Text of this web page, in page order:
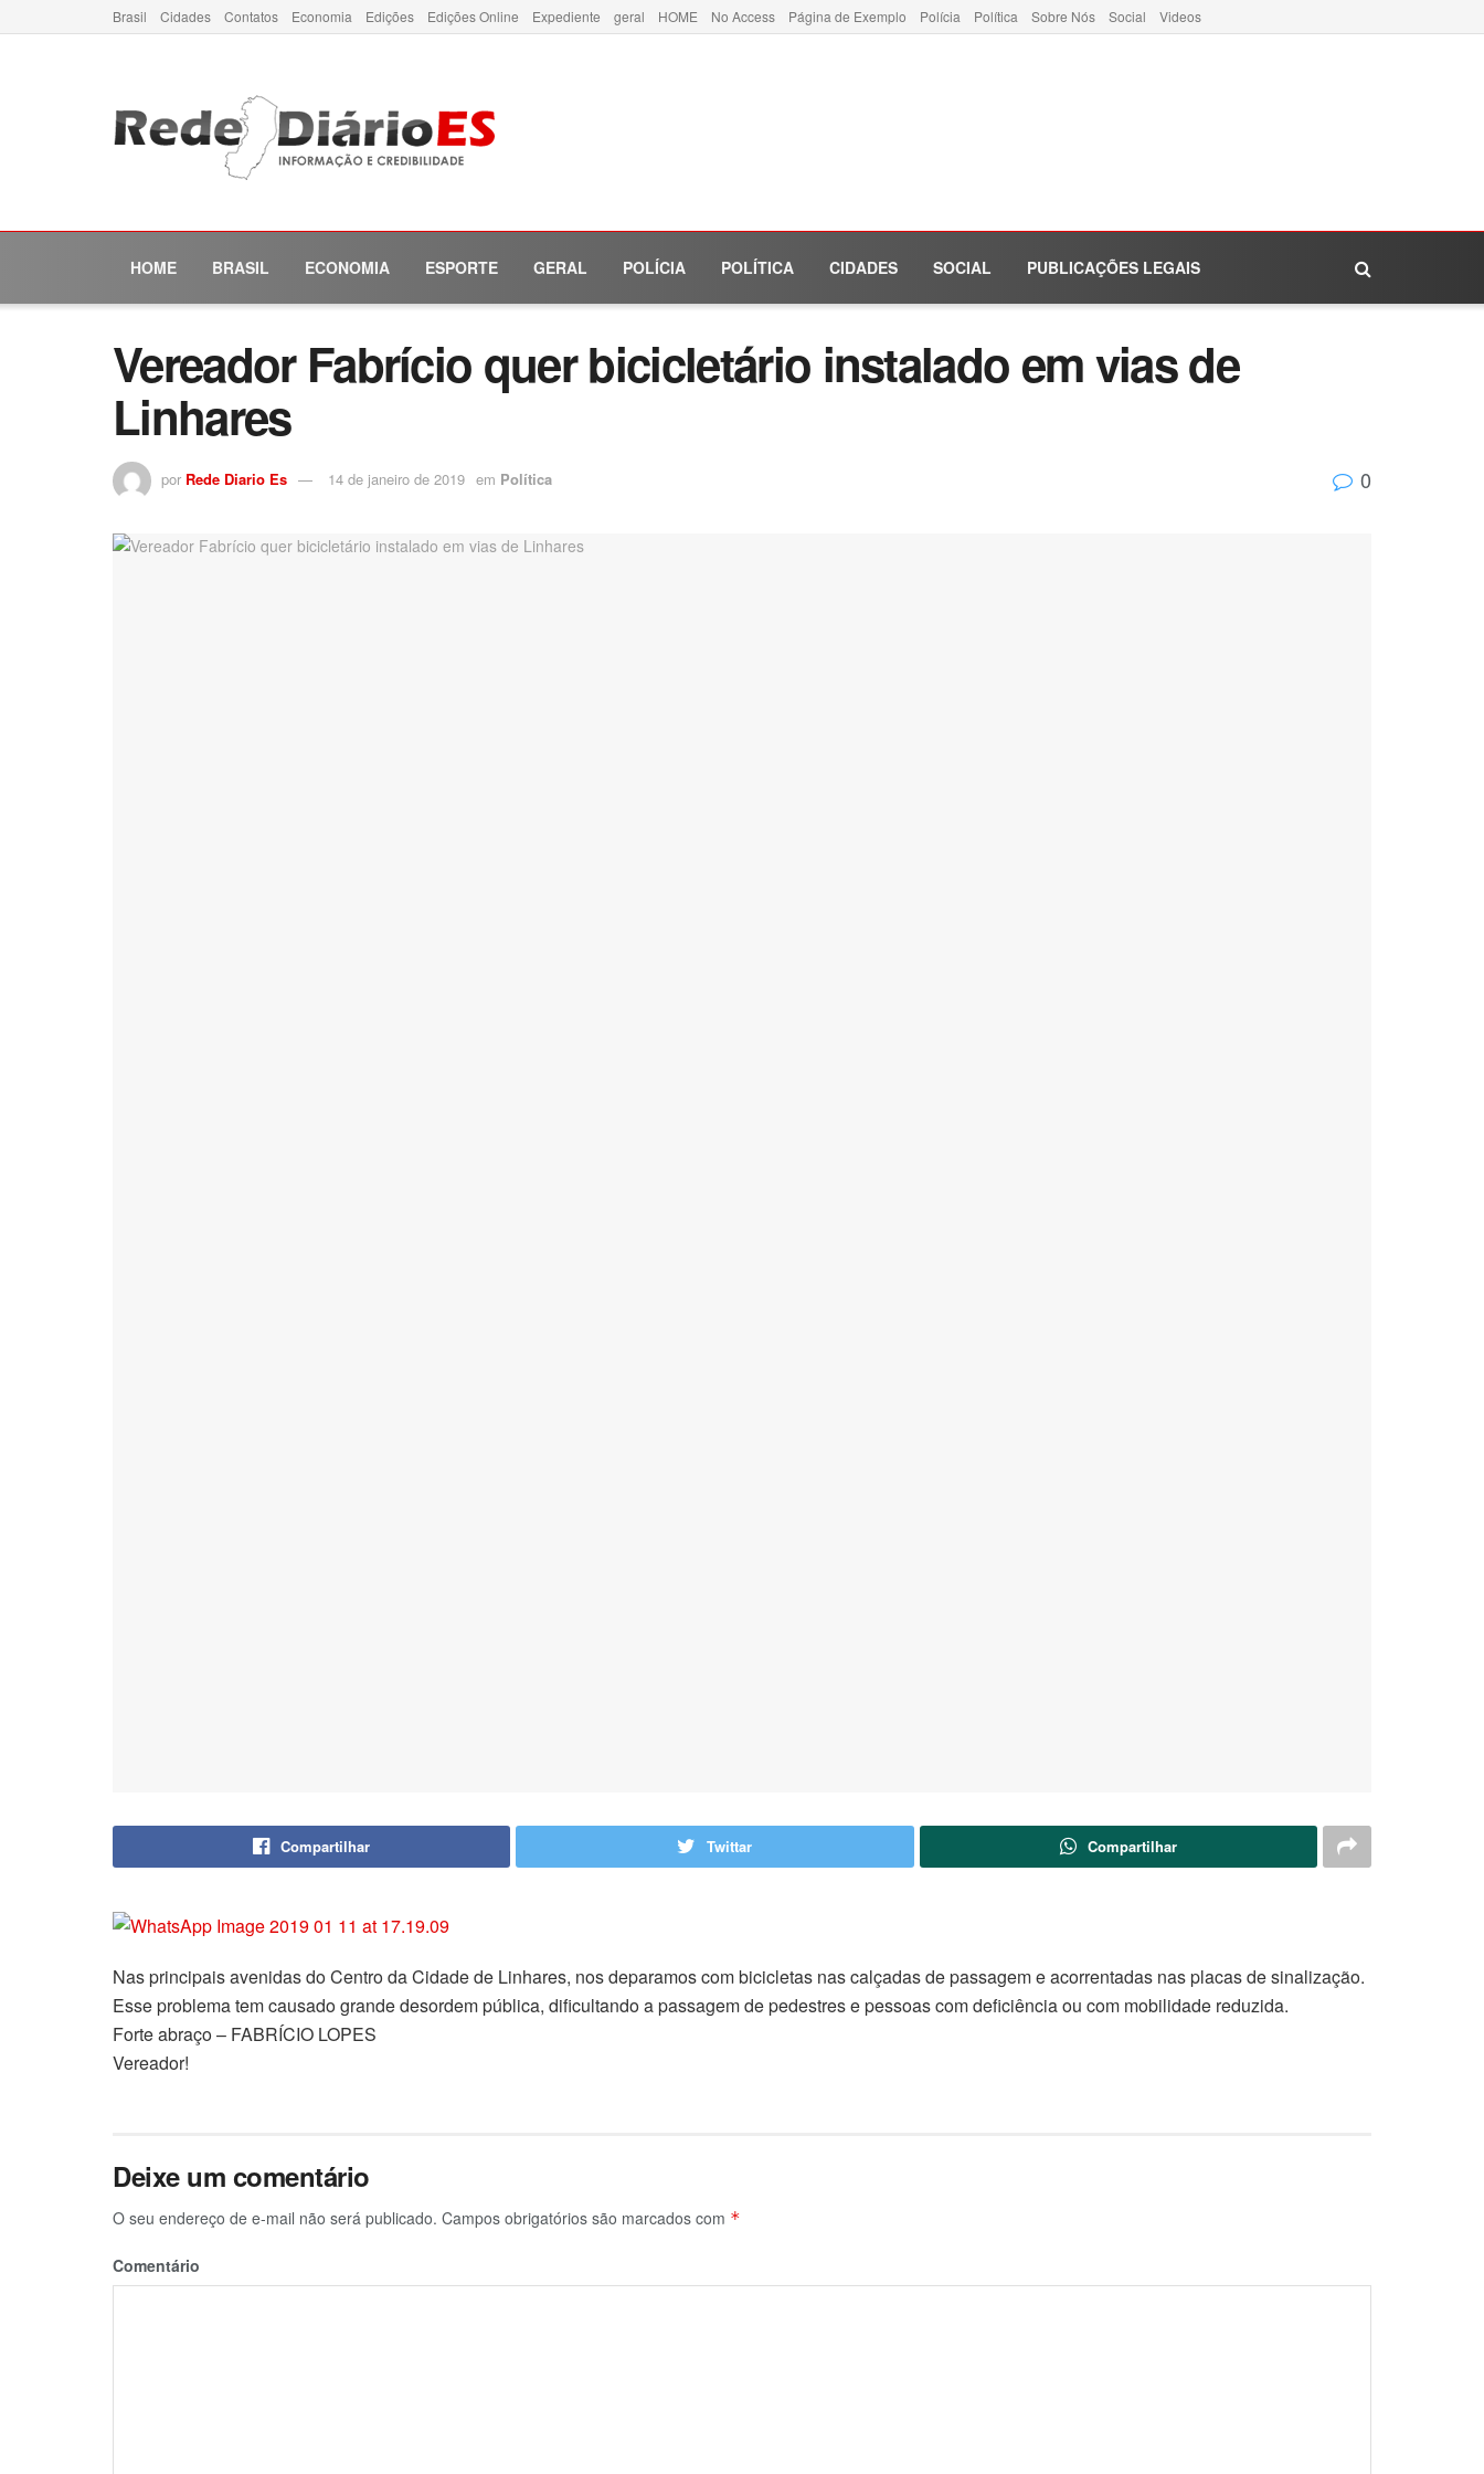
Brasil Cidades Contatos Economia Edições Edições Online Expediente geral HOME No Access Página de Exemplo Polícia Política Sobre Nós Social Videos
HOME BRASIL ECONOMIA ESPORTE GERAL POLÍCIA POLÍTICA CIDADES SOCIAL PUBLICAÇÕES LEGAIS
Vereador Fabrício quer bicicletário instalado em vias de
Linhares
por Rede Diario Es 14 de janeiro de 2019 em Política 0
Compartilhar Twittar Compartilhar
Nas principais avenidas do Centro da Cidade de Linhares, nos deparamos com bicicletas nas calçadas de passagem e acorrentadas nas placas de sinalização.
Esse problema tem causado grande desordem pública, dificultando a passagem de pedestres e pessoas com deficiência ou com mobilidade reduzida.
Forte abraço – FABRÍCIO LOPES
Vereador!
Deixe um comentário
O seu endereço de e-mail não será publicado. Campos obrigatórios são marcados com *
Comentário